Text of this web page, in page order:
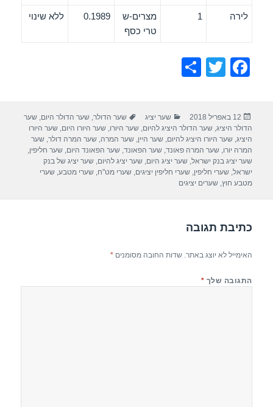
לירה 1
מצרים-ש
טרי כסף
0.1989 ללא שינוי
F
e
b
o
o
T
er
e
פורסם
בתאריך
12 באפריל 2018 קטגוריות
שער יציג תגיות
שער הדולר,שער הדולר היום,שער
הדולר היציג,שער הדולר היציג להיום,שער היורו,שער היורו היום,שער היורו
היציג,שער היורו היציג להיום,שער היין,שער המרה,שער המרה דולר,שער
המרה יורו,שער המרה פאונד,שער הפאונד,שער הפאונד היום,שער חליפין,
שער יציג בנק ישראל,שער יציג היום,שער יציג להיום,שער יציג של בנק
ישראל,שערי חליפין,שערי חליפין יציגים,שערי מט"ח,שערי מטבע,שערי
מטבע חוץ,שערים יציגים
כתיבת תגובה
האימייל לא יוצג באתר. שדות החובה מסומנים*
התגובה שלך *